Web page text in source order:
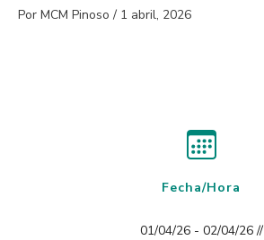
Por MCM Pinoso / 1 abril, 2026
Fecha/Hora
01/04/26 - 02/04/26 //